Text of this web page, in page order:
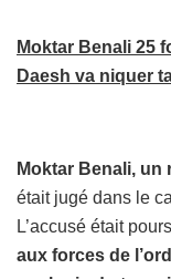
Moktar Benali 25
Daesh va niquer
Moktar Benali,
était jugé dans le
L’accusé était
aux forces de